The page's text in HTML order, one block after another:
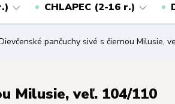
CHLAPEC (2-16 r.)
pančuchy sivé s čiernou Milusie,
Milusie, veľ. 104/110